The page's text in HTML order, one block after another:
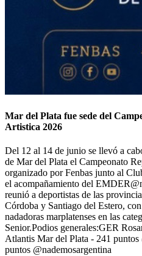
Mar del Plata fue sede del
Artistica 2026
Del 12 al 14 de junio se llevó a
de Mar del Plata el Campeonato
organizado por Fenbas junto al
el acompañamiento del
reunió a deportistas de las
Córdoba y Santiago del Estero,
nadadoras marplatenses en las
Senior.Podios generales:GER
Atlantis Mar del Plata - 241
puntos @nademosargentina